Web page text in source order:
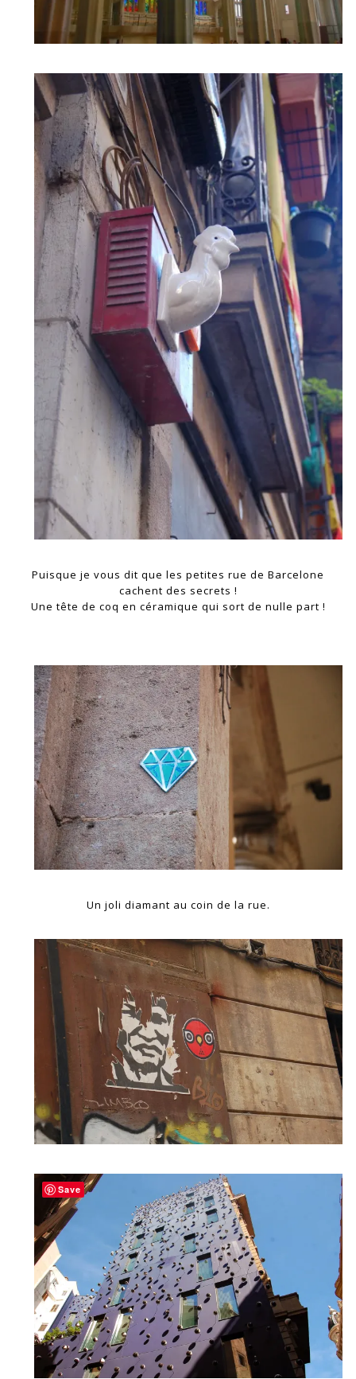
Puisque je vous dit que les petites rue de Barcelone
cachent des secrets !
Une tête de coq en céramique qui sort de nulle part !
Un joli diamant au coin de la rue.
Save